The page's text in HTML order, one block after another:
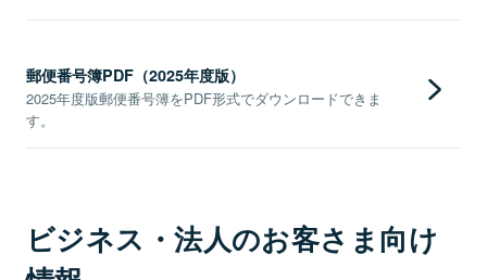
郵便番号簿PDF（2025年度版）
2025年度版郵便番号簿をPDF形式でダウンロードできま
す。
ビジネス・法人のお客さま向け